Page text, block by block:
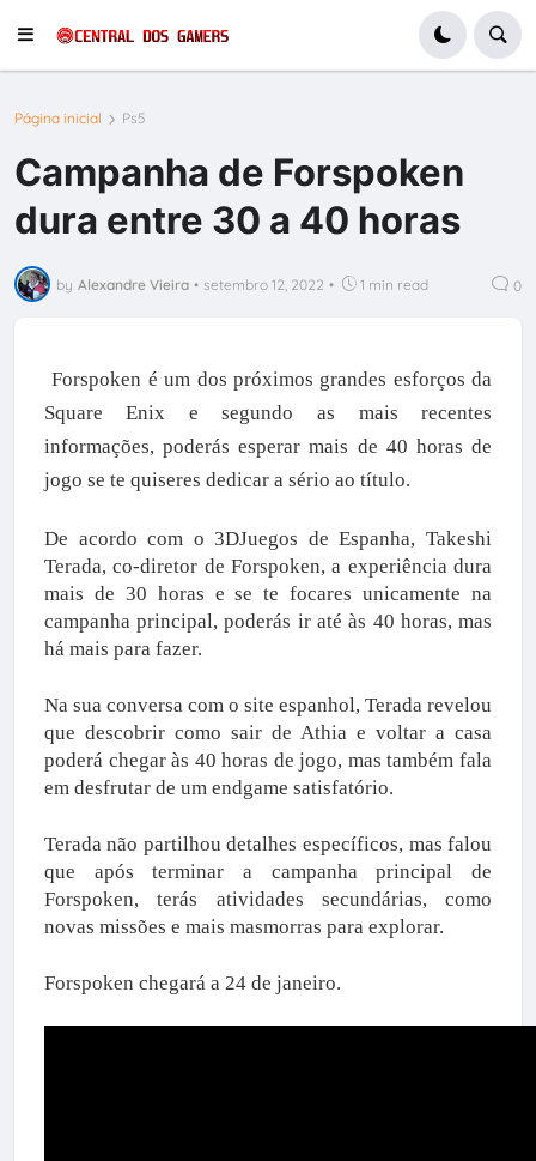
Página inicial Ps5
Campanha de Forspoken
dura entre 30 a 40 horas
by Alexandre Vieira • setembro 12, 2022 • 1 min read 0
Forspoken é um dos próximos grandes esforços da
Square Enix e segundo as mais recentes
informações, poderás esperar mais de 40 horas de
jogo se te quiseres dedicar a sério ao título.
De acordo com o 3DJuegos de Espanha, Takeshi
Terada, co-diretor de Forspoken, a experiência dura
mais de 30 horas e se te focares unicamente na
campanha principal, poderás ir até às 40 horas, mas
há mais para fazer.
Na sua conversa com o site espanhol, Terada revelou
que descobrir como sair de Athia e voltar a casa
poderá chegar às 40 horas de jogo, mas também fala
em desfrutar de um endgame satisfatório.
Terada não partilhou detalhes específicos, mas falou
que após terminar a campanha principal de
Forspoken, terás atividades secundárias, como
novas missões e mais masmorras para explorar.
Forspoken chegará a 24 de janeiro.